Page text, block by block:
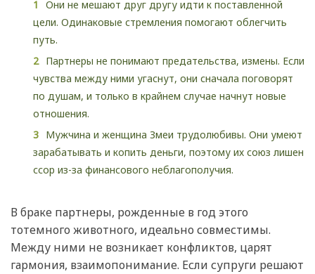
Они не мешают друг другу идти к поставленной
цели. Одинаковые стремления помогают облегчить
путь.
Партнеры не понимают предательства, измены. Если
чувства между ними угаснут, они сначала поговорят
по душам, и только в крайнем случае начнут новые
отношения.
Мужчина и женщина Змеи трудолюбивы. Они умеют
зарабатывать и копить деньги, поэтому их союз лишен
ссор из-за финансового неблагополучия.
В браке партнеры, рожденные в год этого
тотемного животного, идеально совместимы.
Между ними не возникает конфликтов, царят
гармония, взаимопонимание. Если супруги решают